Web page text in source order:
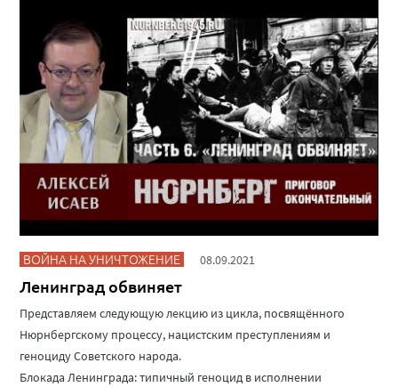
ВОЙНА НА УНИЧТОЖЕНИЕ 08.09.2021
Ленинград обвиняет
Представляем следующую лекцию из цикла, посвящённого
Нюрнбергскому процессу, нацистским преступлениям и
геноциду Советского народа.
Блокада Ленинграда: типичный геноцид в исполнении